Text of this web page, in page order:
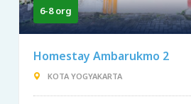
6-8 org
Homestay Ambarukmo 2
KOTA YOGYAKARTA